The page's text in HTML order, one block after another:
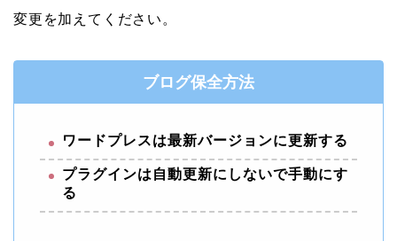
変更を加えてください。
ブログ保全方法
ワードプレスは最新バージョンに更新する
プラグインは自動更新にしないで手動にす
る